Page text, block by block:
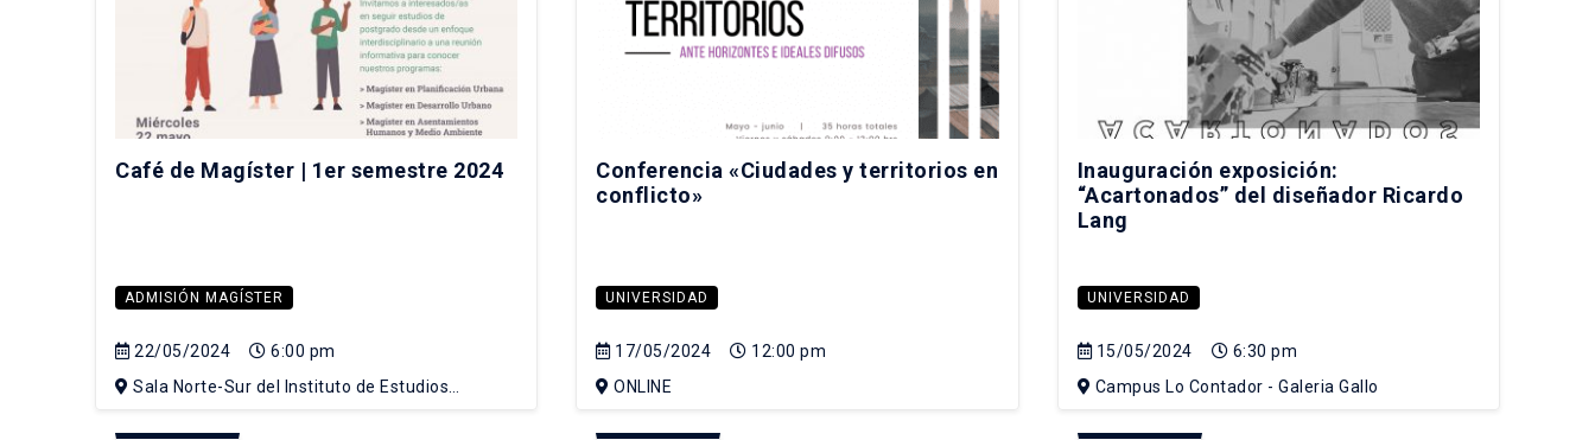
Café de Magíster | 1er semestre 2024
ADMISIÓN MAGÍSTER
22/05/2024
6:00 pm
Sala Norte-Sur del Instituto de Estudios
Conferencia «Ciudades y territorios en
conflicto»
UNIVERSIDAD
17/05/2024
12:00 pm
ONLINE
Inauguración exposición:
“Acartonados” del diseñador Ricardo
Lang
UNIVERSIDAD
15/05/2024
6:30 pm
Campus Lo Contador - Galeria Gallo